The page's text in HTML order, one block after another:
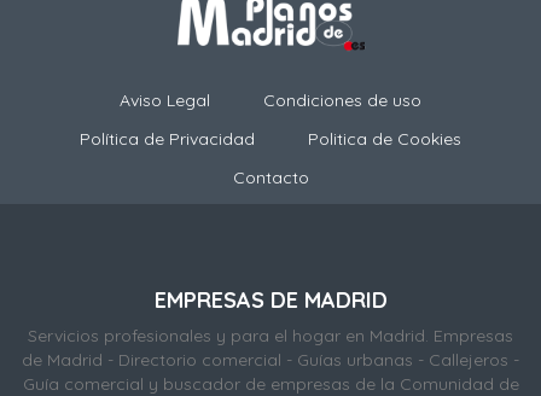
Aviso Legal
Condiciones de uso
Política de Privacidad
Politica de Cookies
Contacto
EMPRESAS DE MADRID
Servicios profesionales y para el hogar en Madrid. Empresas
de Madrid - Directorio comercial - Guías urbanas - Callejeros -
Guía comercial y buscador de empresas de la Comunidad de